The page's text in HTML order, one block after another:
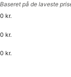
Baseret på de laveste
0 kr.
0 kr.
0 kr.